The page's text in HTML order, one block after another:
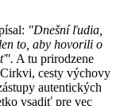
"Dnešní ľudia,
to, aby hovorili o
A tu prirodzene
cesty výchovy
autentických
vsadiť pre vec